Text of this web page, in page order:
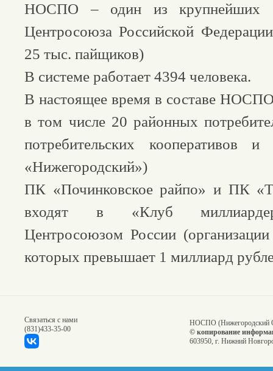
НОСПО – один из крупнейших
Центросоюза Российской
25 тыс. пайщиков)
В системе работает 4394 человека.
В настоящее время в составе
в том числе 20 районных
потребительских кооперативов
«Нижегородский»)
ПК «Починковское райпо» и ПК
входят в «Клуб
Центросоюзом России
которых превышает 1 миллиард
Связаться с нами
(831)433-35-00
НОСПО (Нижегородский
© копирование
603950, г. Нижний